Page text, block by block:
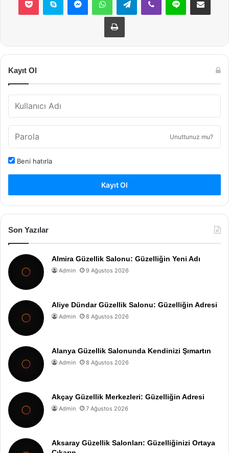
Yazdır
Kayıt Ol
Unuttunuz mu?
Beni hatırla
Kayıt Ol
Son Yazılar
Almira Güzellik Salonu: Güzelliğin Yeni Adı
Admin 9 Ağustos 2026
Aliye Dündar Güzellik Salonu: Güzelliğin Adresi
Admin 8 Ağustos 2026
Alanya Güzellik Salonunda Kendinizi Şımartın
Admin 8 Ağustos 2026
Akçay Güzellik Merkezleri: Güzelliğin Adresi
Admin 7 Ağustos 2026
Aksaray Güzellik Salonları: Güzelliğinizi Ortaya